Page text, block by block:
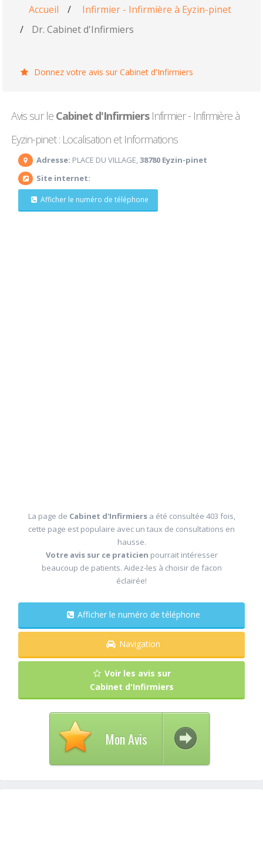
Accueil /
Infirmier - Infirmière à Eyzin-pinet
/
Dr. Cabinet d'Infirmiers
Donnez votre avis sur Cabinet d'Infirmiers
Avis sur le Cabinet d'InfirmiersInfirmier - Infirmière à
Eyzin-pinet : Localisation et Informations
Adresse: PLACE DU VILLAGE,38780 Eyzin-pinet
Site internet:
Afficher le numéro de téléphone
La page de Cabinet d'Infirmiers a été consultée 403 fois,
cette page est populaire avec un taux de consultations en
hausse.
Votre avis sur ce praticien pourrait intéresser
beaucoup de patients. Aidez-les à choisir de facon
éclairée!
Afficher le numéro de téléphone
Navigation
Voir les avis sur
Cabinet d'Infirmiers
Mon Avis